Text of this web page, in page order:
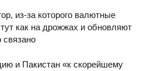
из-за которого валютные
как на дрожжах и обновляют
и Пакистан «к скорейшему